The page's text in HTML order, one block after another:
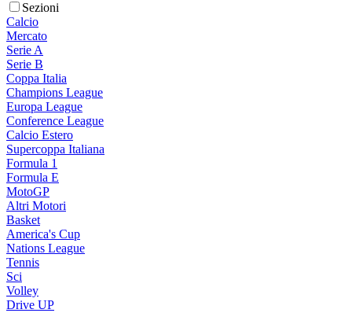
Sezioni
Calcio
Mercato
Serie A
Serie B
Coppa Italia
Champions League
Europa League
Conference League
Calcio Estero
Supercoppa Italiana
Formula 1
Formula E
MotoGP
Altri Motori
Basket
America's Cup
Nations League
Tennis
Sci
Volley
Drive UP